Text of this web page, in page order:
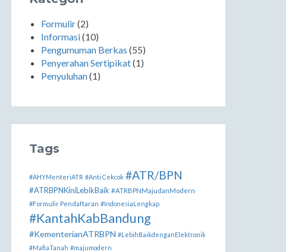
Formulir(2)
Informasi(10)
Pengumuman Berkas (55)
Penyerahan Sertipikat(1)
Penyuluhan(1)
Tags
#AHYMenteriATR #Anti Cekcok #ATR/BPN
#ATRBPNKiniLebikBaik #ATRBPNMajudanModern
#Formulir Pendaftaran #IndonesiaLengkap
#KantahKabBandung
#KementerianATRBPN #LebihBaikdenganElektronik
#MafiaTanah #majumodern